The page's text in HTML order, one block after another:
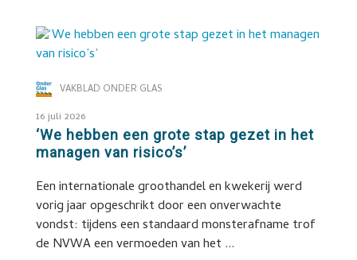
VAKBLAD ONDER GLAS
16 juli 2026
‘We hebben een grote stap gezet in het
managen van risico’s’
Een internationale groothandel en kwekerij werd
vorig jaar opgeschrikt door een onverwachte
vondst: tijdens een standaard monsterafname trof
de NVWA een vermoeden van het ...